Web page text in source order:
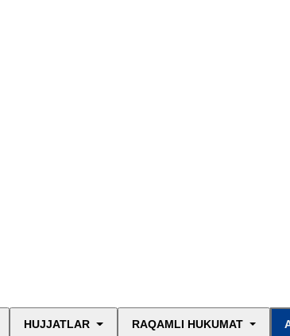
HUJJATLAR RAQAMLI HUKUMAT